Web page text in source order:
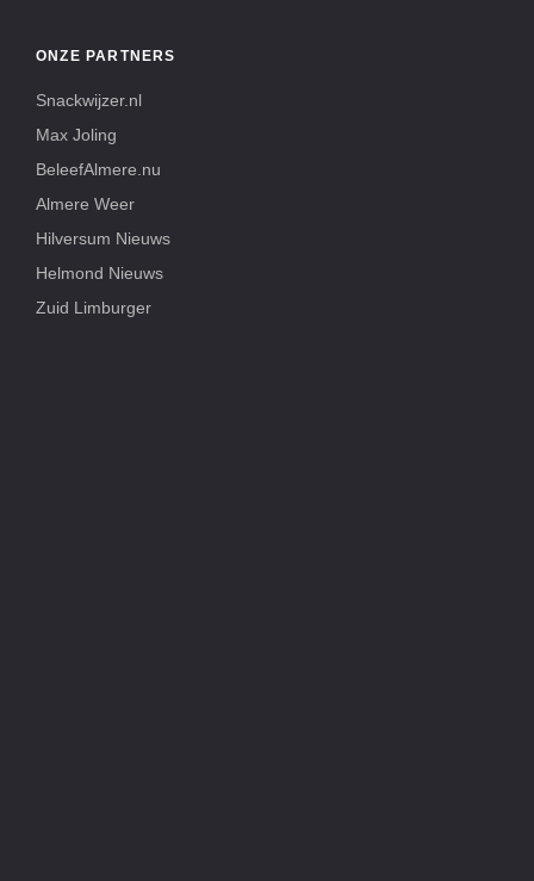
ONZE PARTNERS
Snackwijzer.nl
Max Joling
BeleefAlmere.nu
Almere Weer
Hilversum Nieuws
Helmond Nieuws
Zuid Limburger